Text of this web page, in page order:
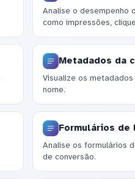
Analise o desempenho
como impressões,
Metadados da
Visualize os
nome.
Formulários de
Analise os formulários
de conversão.